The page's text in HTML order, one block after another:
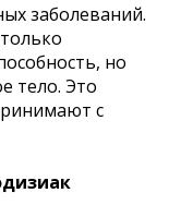
заболеваний.
но
тело. Это
с